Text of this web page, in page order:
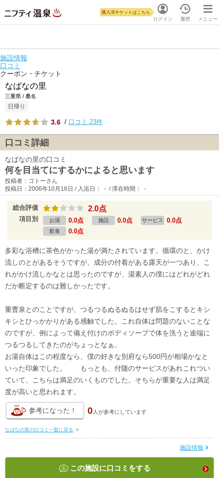
ログイン
購入済チケットはこちら
履歴 メニュー
施設情報
口コミ
クーポン・チケット
なばなの里
三重県 / 桑名
日帰り
3.6 / 口コミ 23件
口コミ詳細
なばなの里の口コミ
何を目当てにするかによると思います
投稿者：ゴトーさん
投稿日：2006年10月16日 / 入浴日： - / 滞在時間： -
総合評価 2.0点
項目別 お湯 0.0点 施設 0.0点 サービス 0.0点
飲食 0.0点
多彩な浴槽に茶色がかった湯が満たされています。循環のと、かけ
流しのとがあるそうですが、成分の付着がある露天が一つあり、こ
れがかけ流しかなとは思ったのですが、湯素人の僕にはどれがどれ
だか断定するのは難しかったです。
重曹泉とのことですが、つるつるぬるぬるはせず肌をこするとキシ
キシとひっかかりがある感触でした。これ自体は問題のないことな
のですが、例によって備え付けのボディソープで体を洗うと途端に
つるつるしてきたのがちょっとなぁ。
お湯自体はこの程度なら、僕の好きな別府なら500円が相場かなと
いった印象でした。 もっとも、付随のサービスがあれこれつい
ていて、こちらは満足のいくものでした。そちらが重要な人は満足
度が高いと思われます。
参考になった！ 0 人が参考にしています
なばなの里の口コミ一覧に戻る >
施設情報
この施設に口コミをする